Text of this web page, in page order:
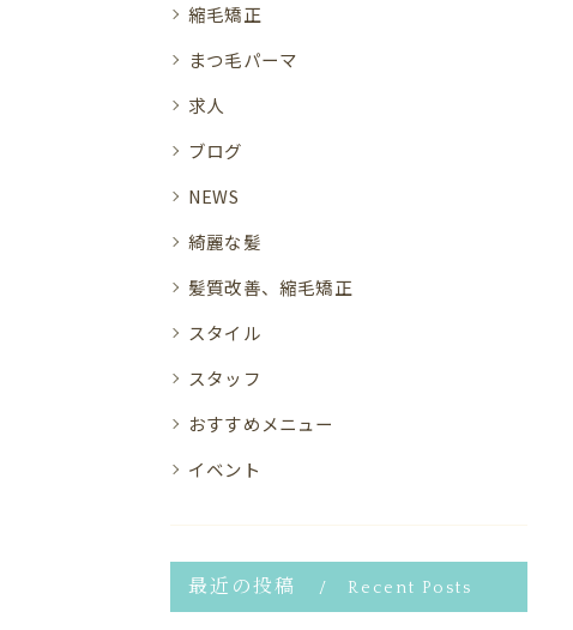
縮毛矯正
まつ毛パーマ
求人
ブログ
NEWS
綺麗な髪
髪質改善、縮毛矯正
スタイル
スタッフ
おすすめメニュー
イベント
最近の投稿 Recent Posts